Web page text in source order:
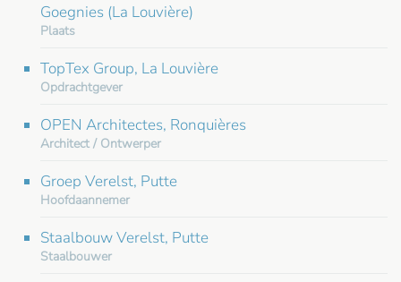
Goegnies (La Louvière)
Plaats
TopTex Group, La Louvière
Opdrachtgever
OPEN Architectes, Ronquières
Architect / Ontwerper
Groep Verelst, Putte
Hoofdaannemer
Staalbouw Verelst, Putte
Staalbouwer